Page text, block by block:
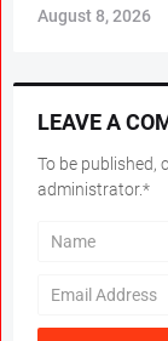
August 8, 2026
LEAVE A
To be published,
administrator.*